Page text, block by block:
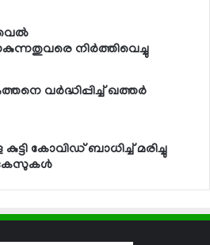
നിര്‍ത്തിവെച്ചു
വര്‍ദ്ധിപ്പിച്ച് ഖത്തര്‍
കോവിഡ് ബാധിച്ച് മരിച്ചു